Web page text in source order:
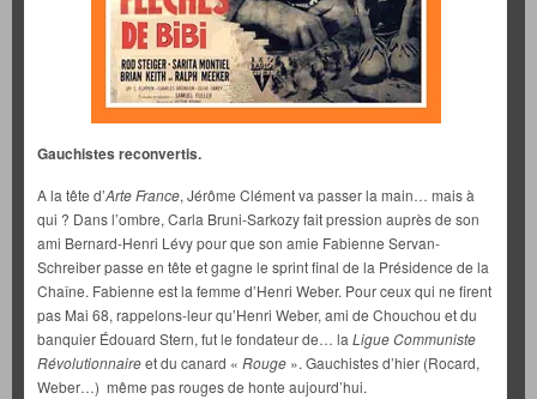
Gauchistes reconvertis.
A la tête d’Arte France, Jérôme Clément va passer la main… mais à
qui ? Dans l’ombre, Carla Bruni-Sarkozy fait pression auprès de son
ami Bernard-Henri Lévy pour que son amie Fabienne Servan-
Schreiber passe en tête et gagne le sprint final de la Présidence de la
Chaîne. Fabienne est la femme d’Henri Weber. Pour ceux qui ne firent
pas Mai 68, rappelons-leur qu’Henri Weber, ami de Chouchou et du
banquier Édouard Stern, fut le fondateur de… la Ligue Communiste
Révolutionnaireet du canard « Rouge ». Gauchistes d’hier (Rocard,
Weber…) même pas rouges de honte aujourd’hui.